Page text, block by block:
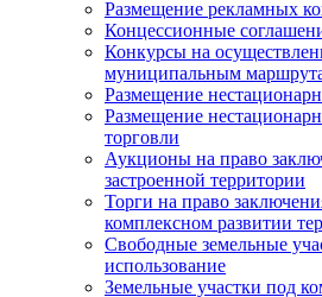
Размещение рекламных
Концессионные
Конкурсы на
муниципальным
Размещение
Размещение
торговли
Аукционы на право
застроенной территории
Торги на право
комплексном развитии
Свободные земельные
использование
Земельные участки под